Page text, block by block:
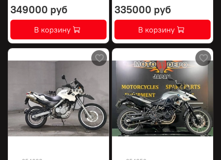
349000 руб
В корзину
335000 руб
В корзину